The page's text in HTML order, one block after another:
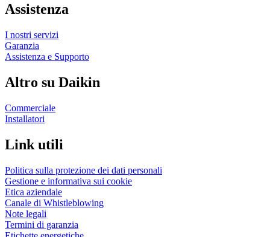
Assistenza
I nostri servizi
Garanzia
Assistenza e Supporto
Altro su Daikin
Commerciale
Installatori
Link utili
Politica sulla protezione dei dati personali
Gestione e informativa sui cookie
Etica aziendale
Canale di Whistleblowing
Note legali
Termini di garanzia